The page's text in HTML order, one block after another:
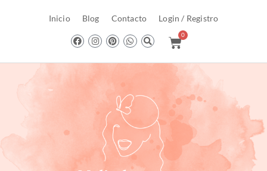
Inicio Blog Contacto Login / Registro
0